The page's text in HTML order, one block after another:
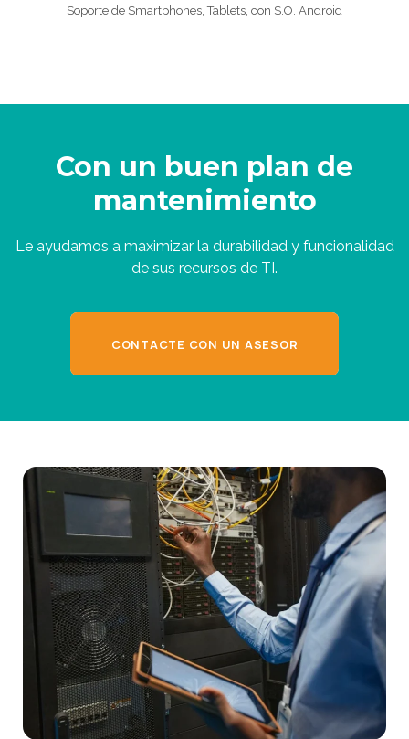
Soporte de Smartphones, Tablets, con S.O. Android
Con un buen plan de
mantenimiento
Le ayudamos a maximizar la durabilidad y funcionalidad
de sus recursos de TI.
CONTACTE CON UN ASESOR